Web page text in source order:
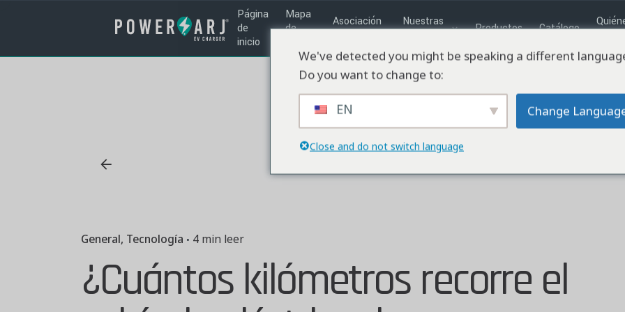
Página
de
inicio
Mapa
de
Asociación
Nuestras
Productos Catálogo
General Tecnología 4 min leer
¿Cuántos kilómetros recorre el
We've detected you might be speaking a different
Do you want to change to:
EN Change
Close and do not switch language